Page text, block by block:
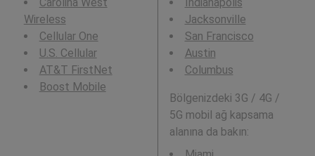
Carolina West
Wireless
Cellular One
U.S. Cellular
AT&T FirstNet
Boost Mobile
Indianapolis
Jacksonville
San Francisco
Austin
Columbus
Bölgenizdeki 3G / 4G /
5G mobil ağ kapsama
alanına da bakın: